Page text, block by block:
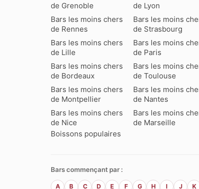
de Grenoble
de Lyon
Bars les moins chers
de Rennes
Bars les moins
de Strasbourg
Bars les moins chers
de Lille
Bars les moins
de Paris
Bars les moins chers
de Bordeaux
Bars les moins
de Toulouse
Bars les moins chers
de Montpellier
Bars les moins
de Nantes
Bars les moins chers
de Nice
Bars les moins
de Marseille
Boissons populaires
Bars commençant par :
A B C D E F G H I J K